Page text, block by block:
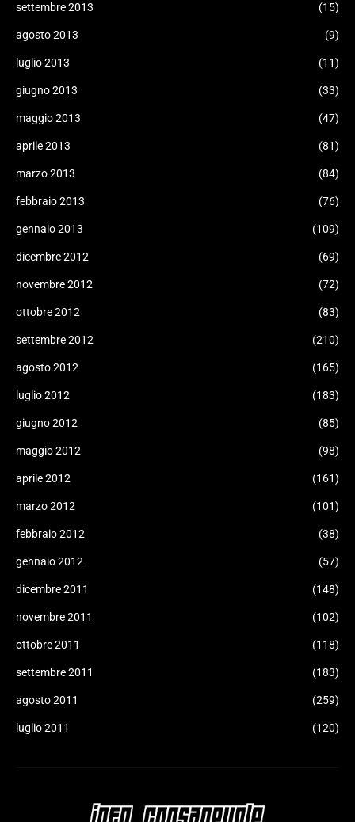
settembre 2013 (15)
agosto 2013 (9)
luglio 2013 (11)
giugno 2013 (33)
maggio 2013 (47)
aprile 2013 (81)
marzo 2013 (84)
febbraio 2013 (76)
gennaio 2013 (109)
dicembre 2012 (69)
novembre 2012 (72)
ottobre 2012 (83)
settembre 2012 (210)
agosto 2012 (165)
luglio 2012 (183)
giugno 2012 (85)
maggio 2012 (98)
aprile 2012 (161)
marzo 2012 (101)
febbraio 2012 (38)
gennaio 2012 (57)
dicembre 2011 (148)
novembre 2011 (102)
ottobre 2011 (118)
settembre 2011 (183)
agosto 2011 (259)
luglio 2011 (120)